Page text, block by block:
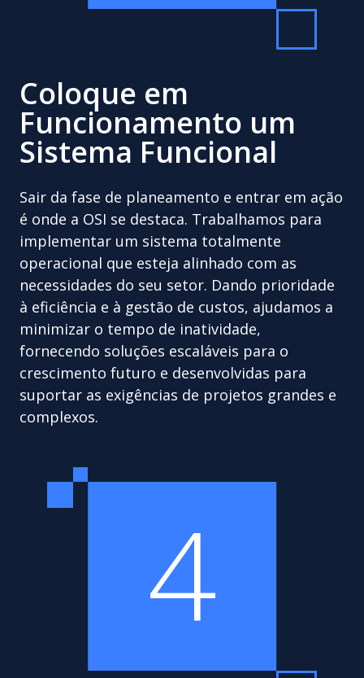
Coloque em
Funcionamento um
Sistema Funcional
Sair da fase de planeamento e entrar em ação
é onde a OSI se destaca. Trabalhamos para
implementar um sistema totalmente
operacional que esteja alinhado com as
necessidades do seu setor. Dando prioridade
à eficiência e à gestão de custos, ajudamos a
minimizar o tempo de inatividade,
fornecendo soluções escaláveis para o
crescimento futuro e desenvolvidas para
suportar as exigências de projetos grandes e
complexos.
4